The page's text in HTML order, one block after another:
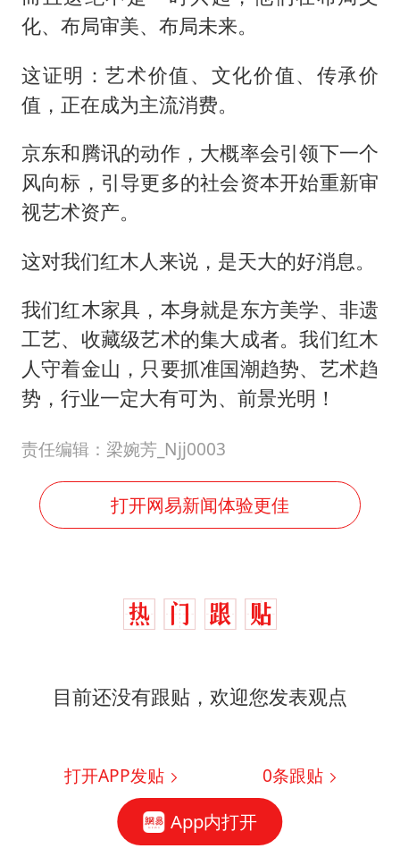
化、布局审美、布局未来。
这证明：艺术价值、文化价值、传承价
值，正在成为主流消费。
京东和腾讯的动作，大概率会引领下一个
风向标，引导更多的社会资本开始重新审
视艺术资产。
这对我们红木人来说，是天大的好消息。
我们红木家具，本身就是东方美学、非遗
工艺、收藏级艺术的集大成者。我们红木
人守着金山，只要抓准国潮趋势、艺术趋
势，行业一定大有可为、前景光明！
责任编辑：梁婉芳_Njj0003
打开网易新闻体验更佳
目前还没有跟贴，欢迎您发表观点
打开APP发贴 0条跟贴
App内打开